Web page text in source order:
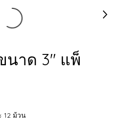
นาด 3" แพ็
12 ม้วน